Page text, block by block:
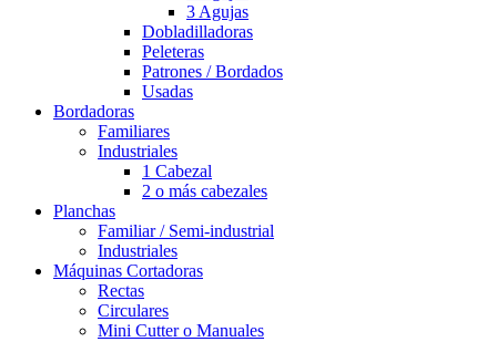
3 Agujas
Dobladilladoras
Peleteras
Patrones / Bordados
Usadas
Bordadoras
Familiares
Industriales
1 Cabezal
2 o más cabezales
Planchas
Familiar / Semi-industrial
Industriales
Máquinas Cortadoras
Rectas
Circulares
Mini Cutter o Manuales